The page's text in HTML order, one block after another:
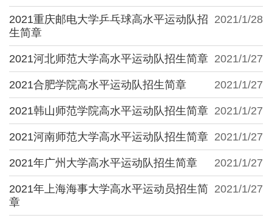
2021/1/28
2021重庆邮电大学乒乓球高水平运动队招
生简章
2021/1/27
2021河北师范大学高水平运动队招生简章
2021/1/27
2021合肥学院高水平运动队招生简章
2021/1/27
2021韩山师范学院高水平运动队招生简章
2021/1/27
2021河南师范大学高水平运动队招生简章
2021/1/27
2021年广州大学高水平运动队招生简章
2021/1/27
2021年上海海事大学高水平运动员招生简
章